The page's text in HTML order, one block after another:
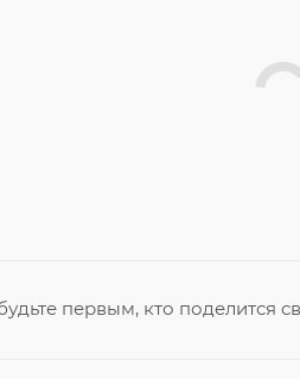
первым, кто поделится